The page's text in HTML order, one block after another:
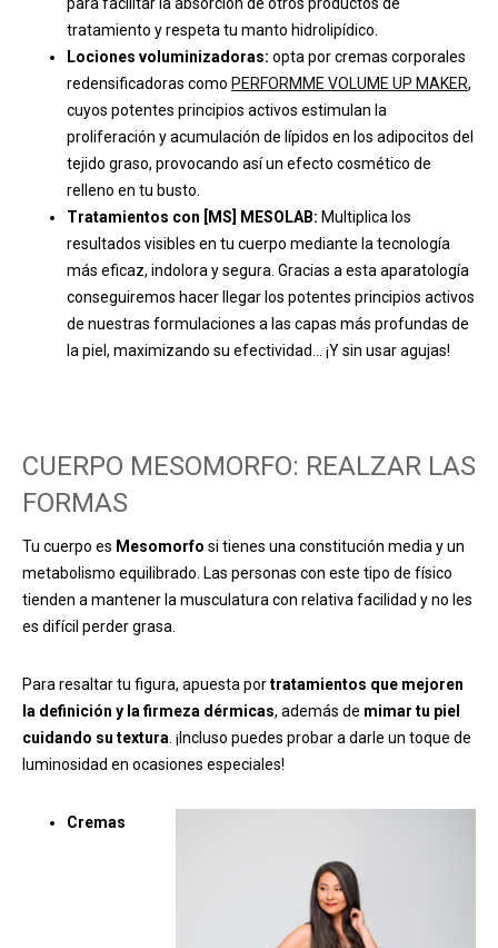
tratamiento y respeta tu manto hidrolipídico.
Lociones voluminizadoras: opta por cremas corporales
redensificadoras como PERFORMME VOLUME UP MAKER,
cuyos potentes principios activos estimulan la
proliferación y acumulación de lípidos en los adipocitos del
tejido graso, provocando así un efecto cosmético de
relleno en tu busto.
Tratamientos con [MS] MESOLAB: Multiplica los
resultados visibles en tu cuerpo mediante la tecnología
más eficaz, indolora y segura. Gracias a esta aparatología
conseguiremos hacer llegar los potentes principios activos
de nuestras formulaciones a las capas más profundas de
la piel, maximizando su efectividad… ¡Y sin usar agujas!
CUERPO MESOMORFO: REALZAR LAS
FORMAS
Tu cuerpo es Mesomorfo si tienes una constitución media y un
metabolismo equilibrado. Las personas con este tipo de físico
tienden a mantener la musculatura con relativa facilidad y no les
es difícil perder grasa.
Para resaltar tu figura, apuesta portratamientos que mejoren
la definición y la firmeza dérmicas, además de mimar tu piel
cuidando su textura . ¡Incluso puedes probar a darle un toque de
luminosidad en ocasiones especiales!
Cremas